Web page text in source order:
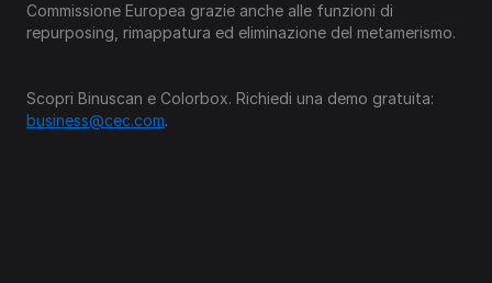
Commissione Europea grazie anche alle funzioni di
repurposing, rimappatura ed eliminazione del metamerismo.
business@cec.com.